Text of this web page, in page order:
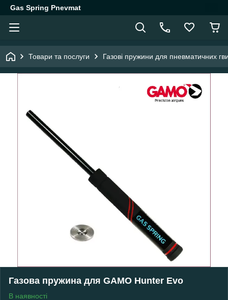
Gas Spring Pnevmat
Товари та послуги Газові пружини для пневматичних
Газова пружина для GAMO Hunter Evo
В наявності